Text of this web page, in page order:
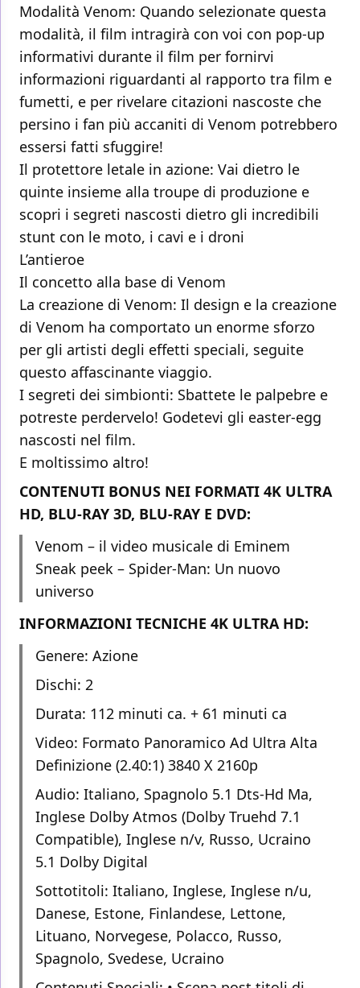
Modalità Venom: Quando selezionate questa
modalità, il film intragirà con voi con pop-up
informativi durante il film per fornirvi
informazioni riguardanti al rapporto tra film e
fumetti, e per rivelare citazioni nascoste che
persino i fan più accaniti di Venom potrebbero
essersi fatti sfuggire!
Il protettore letale in azione: Vai dietro le
quinte insieme alla troupe di produzione e
scopri i segreti nascosti dietro gli incredibili
stunt con le moto, i cavi e i droni
L’antieroe
Il concetto alla base di Venom
La creazione di Venom: Il design e la creazione
di Venom ha comportato un enorme sforzo
per gli artisti degli effetti speciali, seguite
questo affascinante viaggio.
I segreti dei simbionti: Sbattete le palpebre e
potreste perdervelo! Godetevi gli easter-egg
nascosti nel film.
E moltissimo altro!
CONTENUTI BONUS NEI FORMATI 4K ULTRA
HD, BLU-RAY 3D, BLU-RAY E DVD:
Venom – il video musicale di Eminem
Sneak peek – Spider-Man: Un nuovo
universo
INFORMAZIONI TECNICHE 4K ULTRA HD:
Genere: Azione
Dischi: 2
Durata: 112 minuti ca. + 61 minuti ca
Video: Formato Panoramico Ad Ultra Alta
Definizione (2.40:1) 3840 X 2160p
Audio: Italiano, Spagnolo 5.1 Dts-Hd Ma,
Inglese Dolby Atmos (Dolby Truehd 7.1
Compatible), Inglese n/v, Russo, Ucraino
5.1 Dolby Digital
Sottotitoli: Italiano, Inglese, Inglese n/u,
Danese, Estone, Finlandese, Lettone,
Lituano, Norvegese, Polacco, Russo,
Spagnolo, Svedese, Ucraino